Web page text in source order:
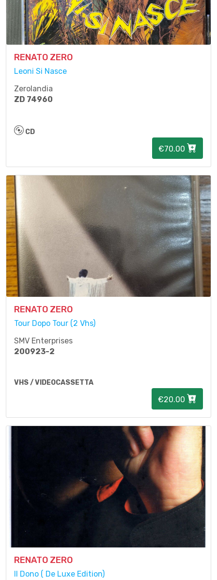
RENATO ZERO
Leoni Si Nasce
Zerolandia
ZD 74960
CD
€70.00
RENATO ZERO
Tour Dopo Tour (2 Vhs)
SMV Enterprises
200923-2
VHS / VIDEOCASSETTA
€20.00
RENATO ZERO
Il Dono ( De Luxe Edition)